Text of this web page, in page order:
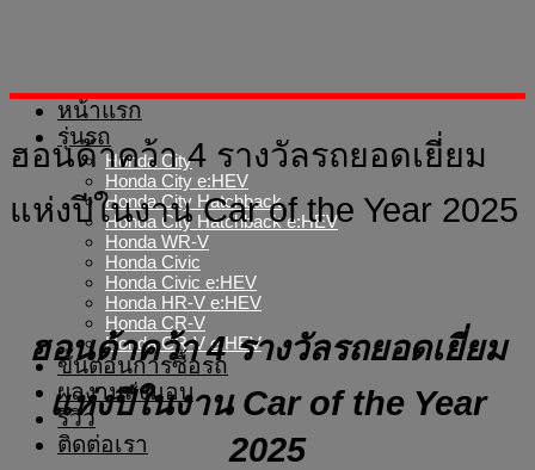
หน้าแรก
รุ่นรถ
Honda City
Honda City e:HEV
Honda City Hatchback
Honda City Hatchback e:HEV
Honda WR-V
Honda Civic
Honda Civic e:HEV
Honda HR-V e:HEV
Honda CR-V
Honda CR-V e:HEV
ขั้นตอนการซื้อรถ
ผลงานส่งมอบ
รีวิว
ติดต่อเรา
ฮอนด้าคว้า 4 รางวัลรถยอดเยี่ยม
แห่งปีในงาน Car of the Year 2025
ฮอนด้าคว้า 4 รางวัลรถยอดเยี่ยม
แห่งปีในงาน Car of the Year
2025